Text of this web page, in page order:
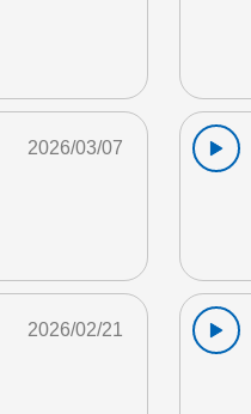
2026/03/07
2026/02/21